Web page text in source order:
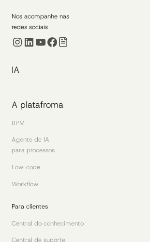
Nos acompanhe nas
redes sociais
Instagram
LinkedIn
Youtube
Facebook
IA
A platafroma
BPM
Agente de IA
para processos
Low-code
Workflow
Para clientes
Central do conhecimento
Central de suporte